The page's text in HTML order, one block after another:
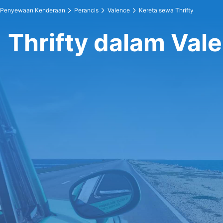
Penyewaan Kenderaan Perancis Valence Kereta sewa Thrifty
Thrifty dalam